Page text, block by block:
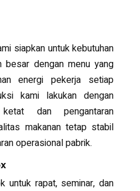
siapkan untuk kebutuhan
besar dengan menu yang
energi pekerja setiap
kami lakukan dengan
dan pengantaran
makanan tetap stabil
operasional pabrik.
untuk rapat, seminar, dan